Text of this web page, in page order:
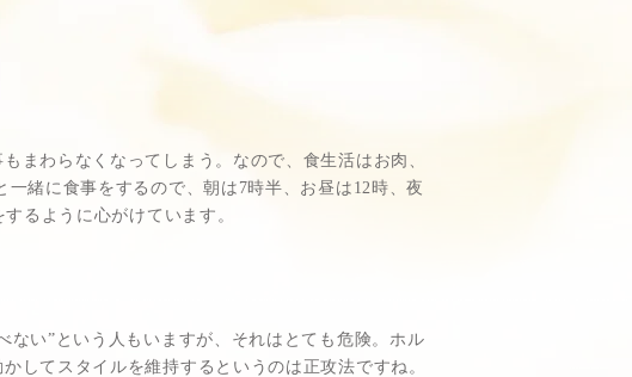
まわらなくなってしまう。なので、食生活はお肉、
緒に食事をするので、朝は7時半、お昼は12時、夜
るように心がけています。
い”という人もいますが、それはとても危険。ホル
してスタイルを維持するというのは正攻法ですね。